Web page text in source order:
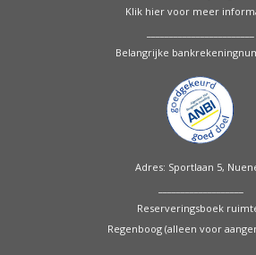
Klik hier voor meer
Belangrijke
Adres: Sportlaan 5,
Reserveringsboek
Regenboog (alleen voor